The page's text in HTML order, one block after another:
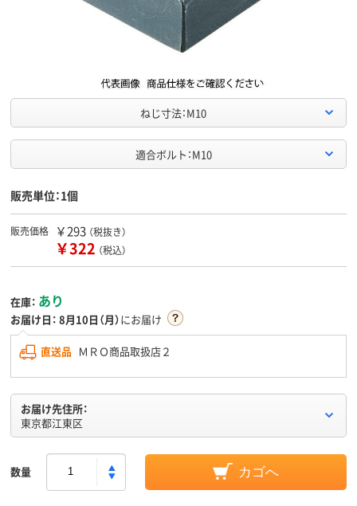
ねじ寸法：M10
適合ボルト：M10
販売単位：1個
販売価格 ￥293 （税抜き）
￥322 （税込）
在庫： あり
お届け日： 8月10日（月）にお届け
直送品 ＭＲＯ商品取扱店２
お届け先住所：
東京都江東区
数量 カゴへ